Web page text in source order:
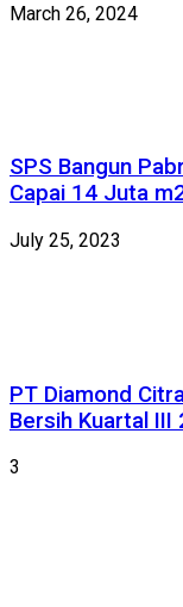
March 26, 2024
SPS Bangun
Capai 14 Juta
July 25, 2023
PT Diamond
Bersih Kuartal
3